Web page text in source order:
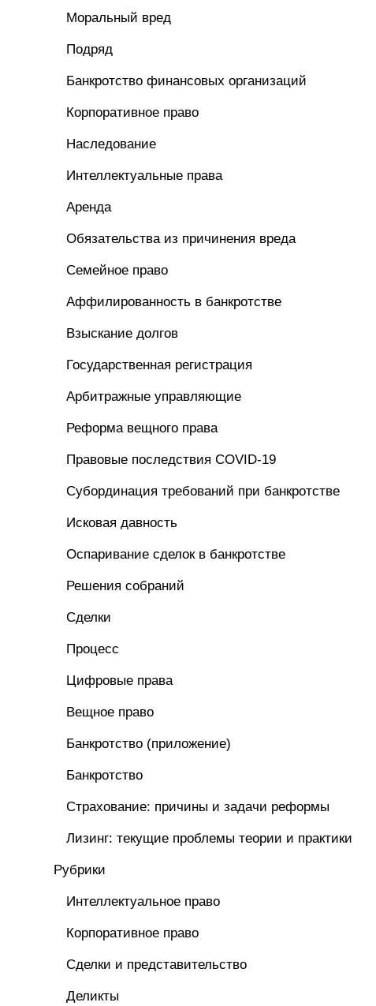
Моральный вред
Подряд
Банкротство финансовых организаций
Корпоративное право
Наследование
Интеллектуальные права
Аренда
Обязательства из причинения вреда
Семейное право
Аффилированность в банкротстве
Взыскание долгов
Государственная регистрация
Арбитражные управляющие
Реформа вещного права
Правовые последствия COVID-19
Субординация требований при банкротстве
Исковая давность
Оспаривание сделок в банкротстве
Решения собраний
Сделки
Процесс
Цифровые права
Вещное право
Банкротство (приложение)
Банкротство
Страхование: причины и задачи реформы
Лизинг: текущие проблемы теории и практики
Рубрики
Интеллектуальное право
Корпоративное право
Сделки и представительство
Деликты